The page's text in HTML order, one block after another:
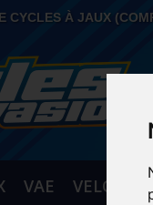
CYCLES À JAUX
VAE VELO